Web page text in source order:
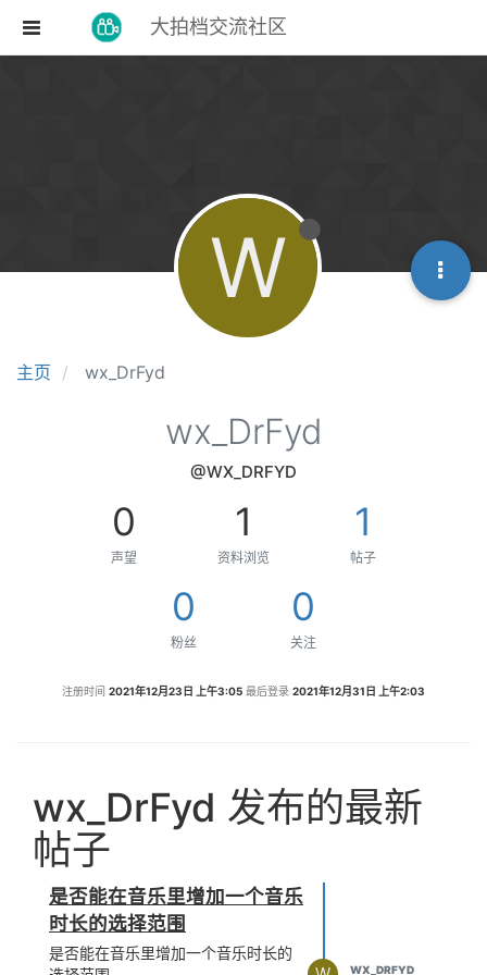
大拍档交流社区
主页 wx_DrFyd
W
wx_DrFyd
@WX_DRFYD
0
声望
1
资料浏览
1
帖子
0
粉丝
0
关注
注册时间 2021年12月23日 上午3:05 最后登录 2021年12月31日 上午2:03
wx_DrFyd 发布的最新
帖子
是否能在音乐里增加一个音乐
时长的选择范围
是否能在音乐里增加一个音乐时长的
WX_DRFYD